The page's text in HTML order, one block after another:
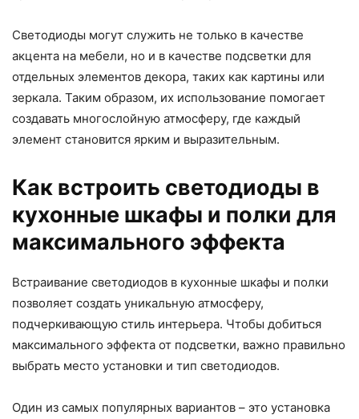
Светодиоды могут служить не только в качестве
акцента на мебели, но и в качестве подсветки для
отдельных элементов декора, таких как картины или
зеркала. Таким образом, их использование помогает
создавать многослойную атмосферу, где каждый
элемент становится ярким и выразительным.
Как встроить светодиоды в
кухонные шкафы и полки для
максимального эффекта
Встраивание светодиодов в кухонные шкафы и полки
позволяет создать уникальную атмосферу,
подчеркивающую стиль интерьера. Чтобы добиться
максимального эффекта от подсветки, важно правильно
выбрать место установки и тип светодиодов.
Один из самых популярных вариантов – это установка